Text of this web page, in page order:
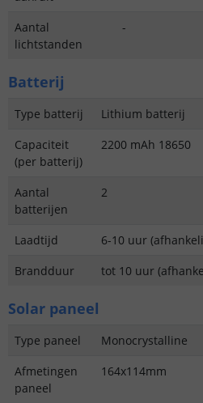
Aantal
lichtstanden
-
Batterij
Type batterij
Lithium batterij
Capaciteit
(per batterij)
2200 mAh 18650
Aantal
batterijen
2
Laadtijd
6-10 uur
Brandduur
tot 10 uur
Solar paneel
Type paneel
Monocrystalline
Afmetingen
paneel
164x114mm